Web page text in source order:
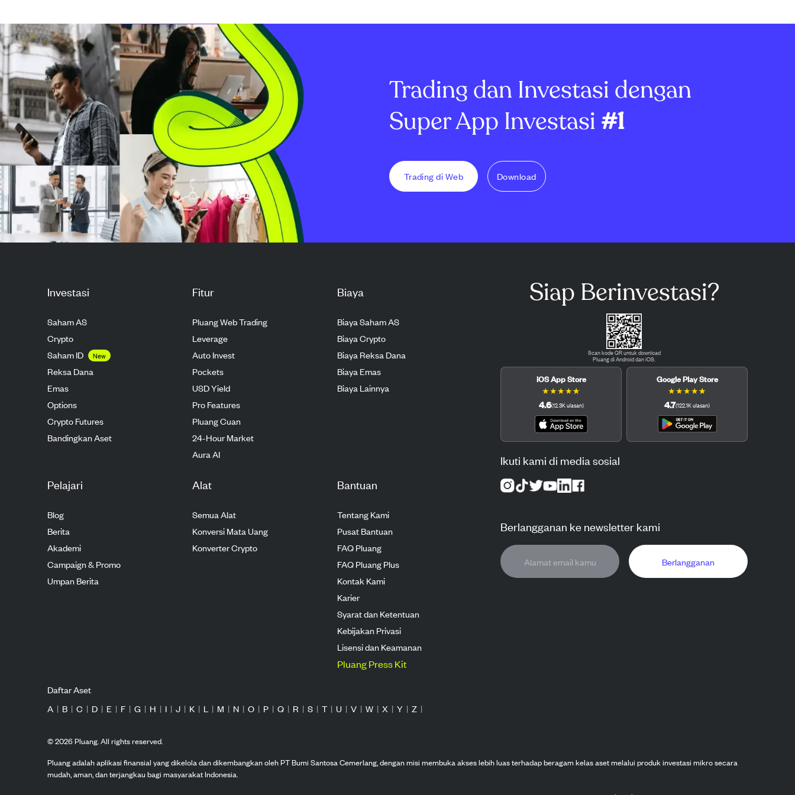
Communications dan keperluan
korporasi umum, termasuk
pelunasan utang. Penawaran ini
tidak tergantung pada
penutupan ak...
pertukaran tujuh seri obligasi
dengan obligasi Senior Secured
baru yang jatuh tempo 2038
dan...
Trading dan Investasi dengan
Super App Investasi #1
Trading di Web Download
Investasi
Saham AS
Crypto
Saham ID
New
Reksa Dana
Emas
Options
Crypto Futures
Bandingkan Aset
Fitur
Pluang Web Trading
Leverage
Auto Invest
Pockets
USD Yield
Pro Features
Pluang Cuan
24-Hour Market
Aura AI
Biaya
Biaya Saham AS
Biaya Crypto
Biaya Reksa Dana
Biaya Emas
Biaya Lainnya
Pelajari
Blog
Berita
Akademi
Campaign & Promo
Umpan Berita
Alat
Semua Alat
Konversi Mata Uang
Konverter Crypto
Bantuan
Tentang Kami
Pusat Bantuan
FAQ Pluang
FAQ Pluang Plus
Kontak Kami
Karier
Syarat dan Ketentuan
Kebijakan Privasi
Lisensi dan Keamanan
Pluang Press Kit
Siap Berinvestasi?
Scan kode QR untuk download
Pluang di Android dan iOS.
iOS App Store
★★★★★
4.6(12.3Kulasan)
Google Play Store
★★★★★
4.7(122.1Kulasan)
Ikuti kami di media sosial
Berlangganan ke newsletter kami
Berlangganan
Daftar Aset
A | B | C | D | E | F | G | H | I | J | K | L | M | N | O | P | Q | R | S | T | U | V | W | X | Y | Z |
©2026Pluang. All rights reserved.
Pluang adalah aplikasi finansial yang dikelola dan dikembangkan oleh PT Bumi Santosa Cemerlang, dengan misi membuka akses lebih luas terhadap beragam kelas aset melalui produk investasi mikro secara
mudah, aman, dan terjangkau bagi masyarakat Indonesia.